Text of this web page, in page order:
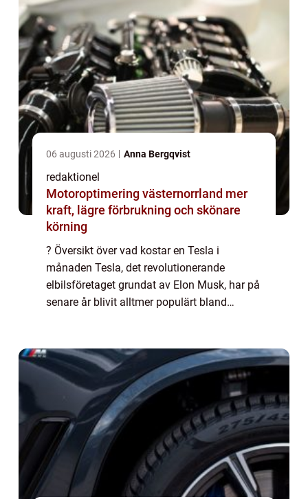
06 augusti 2026 Anna Bergqvist
redaktionel
Motoroptimering västernorrland mer
kraft, lägre förbrukning och skönare
körning
? Översikt över vad kostar en Tesla i
månaden Tesla, det revolutionerande
elbilsföretaget grundat av Elon Musk, har på
senare år blivit alltmer populärt bland
sig för att köpa en T...